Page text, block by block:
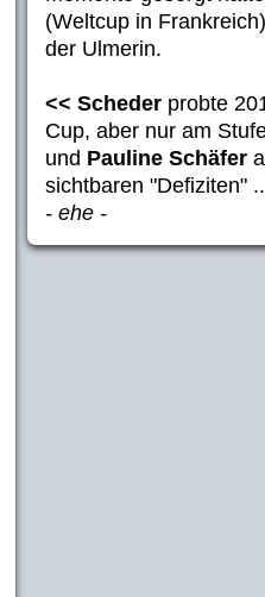
(Weltcup in
der Ulmerin.
<< Scheder probte
Cup, aber nur am
und Pauline Schäfer
sichtbaren "Defiziten"
- ehe -